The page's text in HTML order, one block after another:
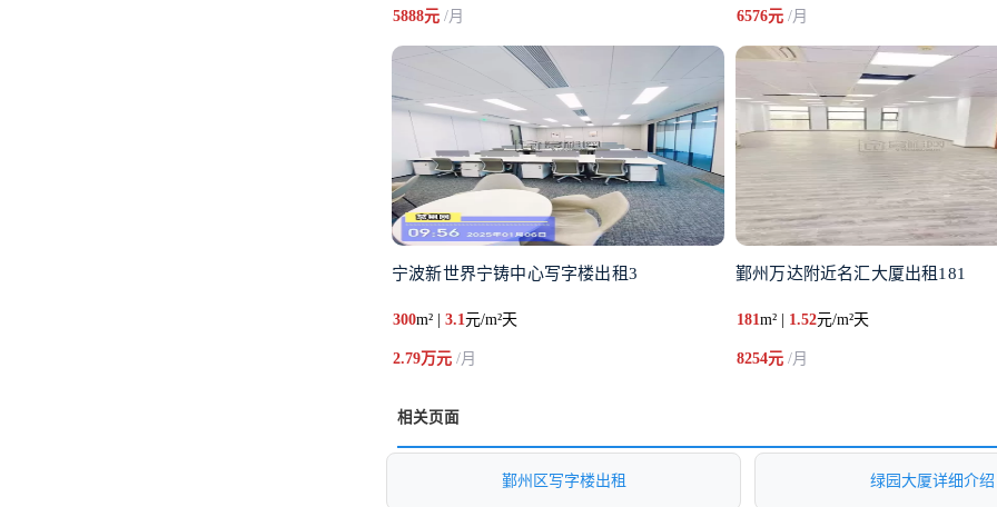
5888元 /月 6576元 /月
宁波新世界宁铸中心写字楼出租3
300m² | 3.1元/m²天
2.79万元 /月
鄞州万达附近名汇大厦出租181
181m² | 1.52元/m²天
8254元 /月
相关页面
鄞州区写字楼出租 绿园大厦详细介绍